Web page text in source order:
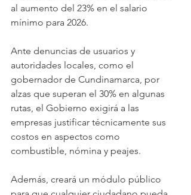
al aumento del 23% en el salario
mínimo para 2026.
Ante denuncias de usuarios y
autoridades locales, como el
gobernador de Cundinamarca, por
alzas que superan el 30% en algunas
rutas, el Gobierno exigirá a las
empresas justificar técnicamente sus
costos en aspectos como
combustible, nómina y peajes.
Además, creará un módulo público